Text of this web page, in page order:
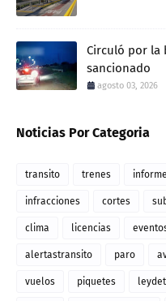
Circuló por la
sancionado
agosto 03, 2026
Noticias Por Categoria
transito trenes
infracciones cortes
clima licencias
alertastransito paro
vuelos piquetes